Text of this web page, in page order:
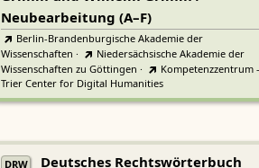
Neubearbeitung (A–F)
Berlin-Brandenburgische Akademie der
Wissenschaften ·
Niedersächsische Akademie der
Wissenschaften zu Göttingen ·
Kompetenzzentrum -
Trier Center for Digital Humanities
DRW Deutsches Rechtswörterbuch